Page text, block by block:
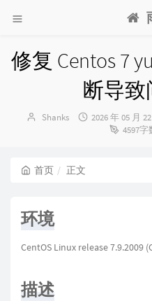
修复 Centos 7
断导致
博
Shanks
发
2026 年 05 月
4597字
首页 正文
环境
CentOS Linux release 7.9.2009
描述